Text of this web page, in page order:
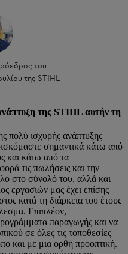
του
της STIHL
της STIHL αυτήν τη
πολύ ισχυρής ανάπτυξης
σημαντικά κάτω από
και κάτω από τα
τις πωλήσεις και την
στο σύνολό του, αλλά και
εργασιών μας έχει επίσης
κατά τη διάρκεια του έτους
Επιπλέον,
παραγωγής και να
σε όλες τις τοποθεσίες –
και με μια ορθή προοπτική.